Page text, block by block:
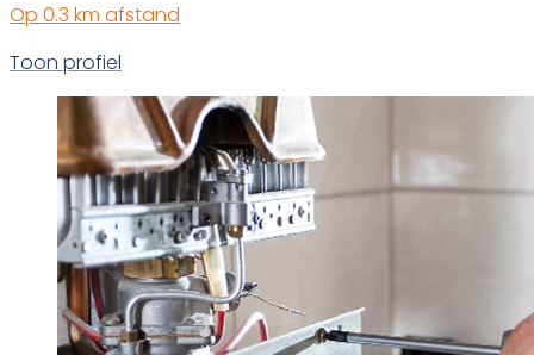
Op 0.3 km afstand
Toon profiel